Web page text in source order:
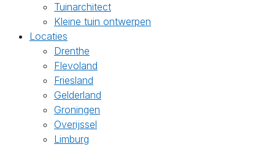
Tuinarchitect
Kleine tuin ontwerpen
Locaties
Drenthe
Flevoland
Friesland
Gelderland
Groningen
Overijssel
Limburg